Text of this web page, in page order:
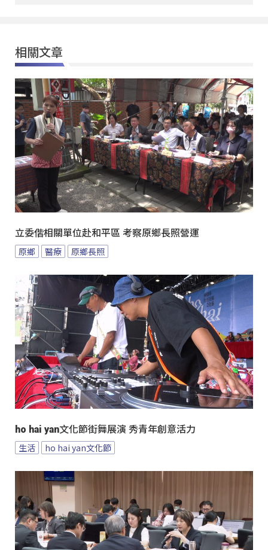
相關文章
立委偕相關單位赴和平區 考察原鄉長照營運
原鄉 醫療 原鄉長照
ho hai yan文化節街舞展演 秀青年創意活力
生活 ho hai yan文化節